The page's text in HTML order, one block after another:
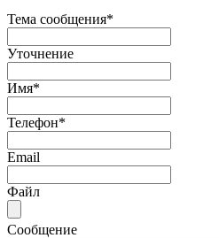
Тема сообщения*
Уточнение
Имя*
Телефон*
Email
Файл
Сообщение